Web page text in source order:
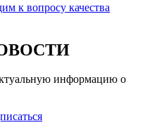
к вопросу качества
информацию о